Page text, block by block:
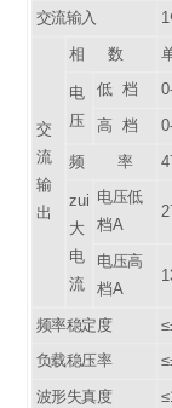
交流输入 1
交
流
输
出
相 数
电
压
低 档
高 档
频 率
zui
大
电
流
电压低
档A
电压高
档A
频率稳定度
负载稳压率
波形失真度